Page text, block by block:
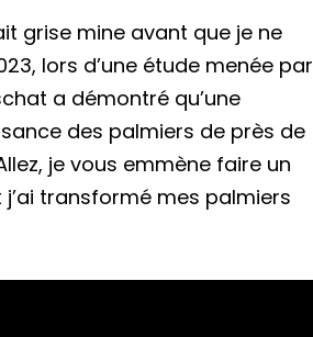
grise mine avant que je ne
lors d’une étude menée par
a démontré qu’une
des palmiers de près de
je vous emmène faire un
transformé mes palmiers